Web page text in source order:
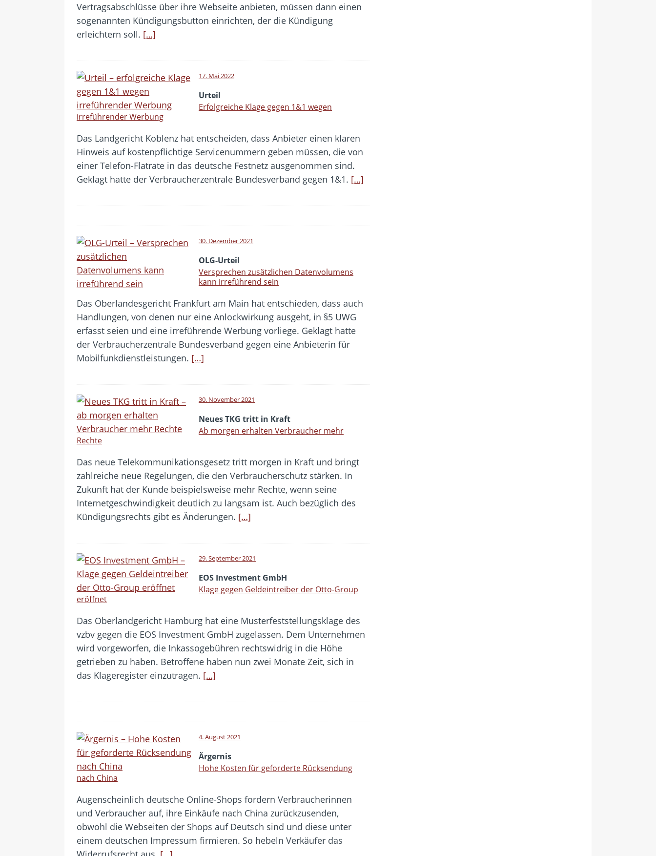
Vertragsabschlüsse über ihre Webseite anbieten, müssen dann einen
sogenannten Kündigungsbutton einrichten, der die Kündigung
erleichtern soll. […]
17. Mai 2022
Urteil
Erfolgreiche Klage gegen 1&1 wegen
irreführender Werbung
Das Landgericht Koblenz hat entscheiden, dass Anbieter einen klaren
Hinweis auf kostenpflichtige Servicenummern geben müssen, die von
einer Telefon-Flatrate in das deutsche Festnetz ausgenommen sind.
Geklagt hatte der Verbraucherzentrale Bundesverband gegen 1&1. […]
30. Dezember 2021
OLG-Urteil
Versprechen zusätzlichen Datenvolumens
kann irreführend sein
Das Oberlandesgericht Frankfurt am Main hat entschieden, dass auch
Handlungen, von denen nur eine Anlockwirkung ausgeht, in §5 UWG
erfasst seien und eine irreführende Werbung vorliege. Geklagt hatte
der Verbraucherzentrale Bundesverband gegen eine Anbieterin für
Mobilfunkdienstleistungen. […]
30. November 2021
Neues TKG tritt in Kraft
Ab morgen erhalten Verbraucher mehr
Rechte
Das neue Telekommunikationsgesetz tritt morgen in Kraft und bringt
zahlreiche neue Regelungen, die den Verbraucherschutz stärken. In
Zukunft hat der Kunde beispielsweise mehr Rechte, wenn seine
Internetgeschwindigkeit deutlich zu langsam ist. Auch bezüglich des
Kündigungsrechts gibt es Änderungen. […]
29. September 2021
EOS Investment GmbH
Klage gegen Geldeintreiber der Otto-Group
eröffnet
Das Oberlandgericht Hamburg hat eine Musterfeststellungsklage des
vzbv gegen die EOS Investment GmbH zugelassen. Dem Unternehmen
wird vorgeworfen, die Inkassogebühren rechtswidrig in die Höhe
getrieben zu haben. Betroffene haben nun zwei Monate Zeit, sich in
das Klageregister einzutragen. […]
4. August 2021
Ärgernis
Hohe Kosten für geforderte Rücksendung
nach China
Augenscheinlich deutsche Online-Shops fordern Verbraucherinnen
und Verbraucher auf, ihre Einkäufe nach China zurückzusenden,
obwohl die Webseiten der Shops auf Deutsch sind und diese unter
einem deutschen Impressum firmieren. So hebeln Verkäufer das